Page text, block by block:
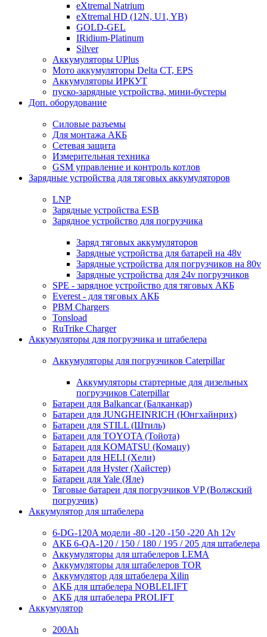
eXtremal Natrium
eXtremal HD (12N, U1, YB)
GOLD-GEL
IRidium-Platinum
Silver
Аккумуляторы UPlus
Мото аккумуляторы Delta CT, EPS
Аккумуляторы ИРКУТ
пуско-зарядные устройства, мини-бустеры
Доп. оборудование
Силовые разъемы
Для монтажа АКБ
Сетевая защита
Измерительная техника
GSM управление и контроль котлов
Зарядные устройства для тяговых аккумуляторов
LNP
Зарядные устройства ESB
Зарядное устройство для погрузчика
Заряд тяговых аккумуляторов
Зарядные устройства для батарей на 48v
Зарядные устройства для погрузчиков на 80v
Зарядные устройства для 24v погрузчиков
SPE - зарядное устройство для тяговых АКБ
Everest - для тяговых АКБ
PBM Chargers
Tonsload
RuTrike Charger
Аккумуляторы для погрузчика и штабелера
Аккумуляторы для погрузчиков Caterpillar
Аккумуляторы стартерные для дизельных
погрузчиков Caterpillar
Батареи для Balkancar (Балканкар)
Батареи для JUNGHEINRICH (Юнгхайнрих)
Батареи для STILL (Штиль)
Батареи для TOYOTA (Тойота)
Батареи для KOMATSU (Комацу)
Батареи для HELI (Хели)
Батареи для Hyster (Хайстер)
Батареи для Yale (Яле)
Тяговые батареи для погрузчиков VP (Волжский
погрузчик)
Аккумулятор для штабелера
6-DG-120A модели -80 -120 -150 -220 Ah 12v
АКБ 6-QA-120 / 150 / 180 / 195 / 205 для штабелера
Аккумуляторы для штабелеров LEMA
Аккумуляторы для штабелеров TOR
Аккумулятор для штабелера Xilin
АКБ для штабелера NOBLELIFT
АКБ для штабелера PROLIFT
Аккумулятор
200Ah